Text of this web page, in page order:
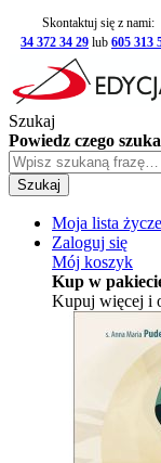
Skontaktuj się z nami:
34 372 34 29 lub 605 313
Szukaj
Powiedz czego
Szukaj
Moja lista
Zaloguj się
Mój koszyk
Kup w
Kupuj więcej i